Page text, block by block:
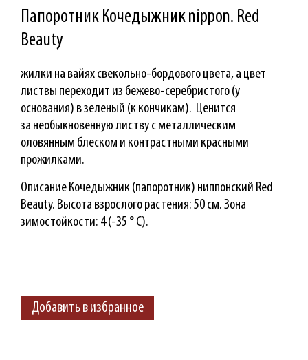
Папоротник Кочедыжник nippon. Red
Beauty
жилки на вайях свекольно-бордового цвета, а цвет
листвы переходит из бежево-серебристого (у
основания) в зеленый (к кончикам). Ценится
за необыкновенную листву с металлическим
оловянным блеском и контрастными красными
прожилками.
Описание Кочедыжник (папоротник) ниппонский Red
Beauty. Высота взрослого растения: 50 см. Зона
зимостойкости: 4 (-35 ° С).
Добавить в избранное